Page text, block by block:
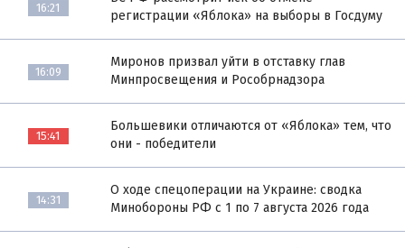
16:21
регистрации «Яблока» на выборы в Госдуму
16:09
Миронов призвал уйти в отставку глав
Минпросвещения и Рособрнадзора
15:41
Большевики отличаются от «Яблока» тем, что
они - победители
14:31
О ходе спецоперации на Украине: сводка
Минобороны РФ с 1 по 7 августа 2026 года